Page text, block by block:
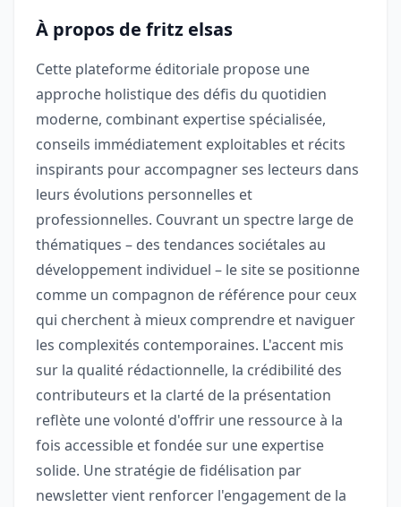
À propos de fritz elsas
Cette plateforme éditoriale propose une
approche holistique des défis du quotidien
moderne, combinant expertise spécialisée,
conseils immédiatement exploitables et récits
inspirants pour accompagner ses lecteurs dans
leurs évolutions personnelles et
professionnelles. Couvrant un spectre large de
thématiques – des tendances sociétales au
développement individuel – le site se positionne
comme un compagnon de référence pour ceux
qui cherchent à mieux comprendre et naviguer
les complexités contemporaines. L'accent mis
sur la qualité rédactionnelle, la crédibilité des
contributeurs et la clarté de la présentation
reflète une volonté d'offrir une ressource à la
fois accessible et fondée sur une expertise
solide. Une stratégie de fidélisation par
newsletter vient renforcer l'engagement de la